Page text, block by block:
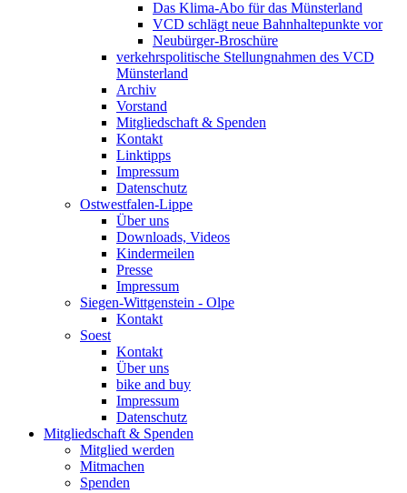
Das Klima-Abo für das Münsterland
VCD schlägt neue Bahnhaltepunkte vor
Neubürger-Broschüre
verkehrspolitische Stellungnahmen des VCD
Münsterland
Archiv
Vorstand
Mitgliedschaft & Spenden
Kontakt
Linktipps
Impressum
Datenschutz
Ostwestfalen-Lippe
Über uns
Downloads, Videos
Kindermeilen
Presse
Impressum
Siegen-Wittgenstein - Olpe
Kontakt
Soest
Kontakt
Über uns
bike and buy
Impressum
Datenschutz
Mitgliedschaft & Spenden
Mitglied werden
Mitmachen
Spenden